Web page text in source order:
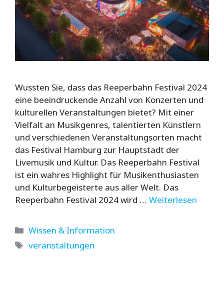
Wussten Sie, dass das Reeperbahn Festival 2024
eine beeindruckende Anzahl von Konzerten und
kulturellen Veranstaltungen bietet? Mit einer
Vielfalt an Musikgenres, talentierten Künstlern
und verschiedenen Veranstaltungsorten macht
das Festival Hamburg zur Hauptstadt der
Livemusik und Kultur. Das Reeperbahn Festival
ist ein wahres Highlight für Musikenthusiasten
und Kulturbegeisterte aus aller Welt. Das
Reeperbahn Festival 2024 wird … Weiterlesen
Kategorien
Wissen & Information
Schlagwörter
veranstaltungen